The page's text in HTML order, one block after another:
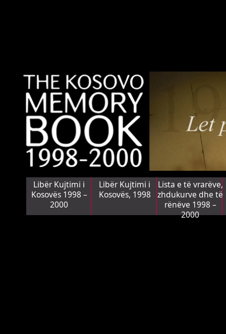
Libër Kujtimi i
Kosovës 1998 –
2000
Libër Kujtimi i
Kosovës, 1998
Lista e të vrarëve,
zhdukurve dhe të
rënëve 1998 –
2000